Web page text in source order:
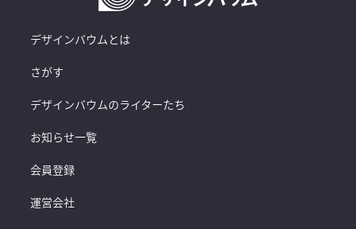
デザインバウムとは
さがす
デザインバウムのライターたち
お知らせ一覧
会員登録
運営会社